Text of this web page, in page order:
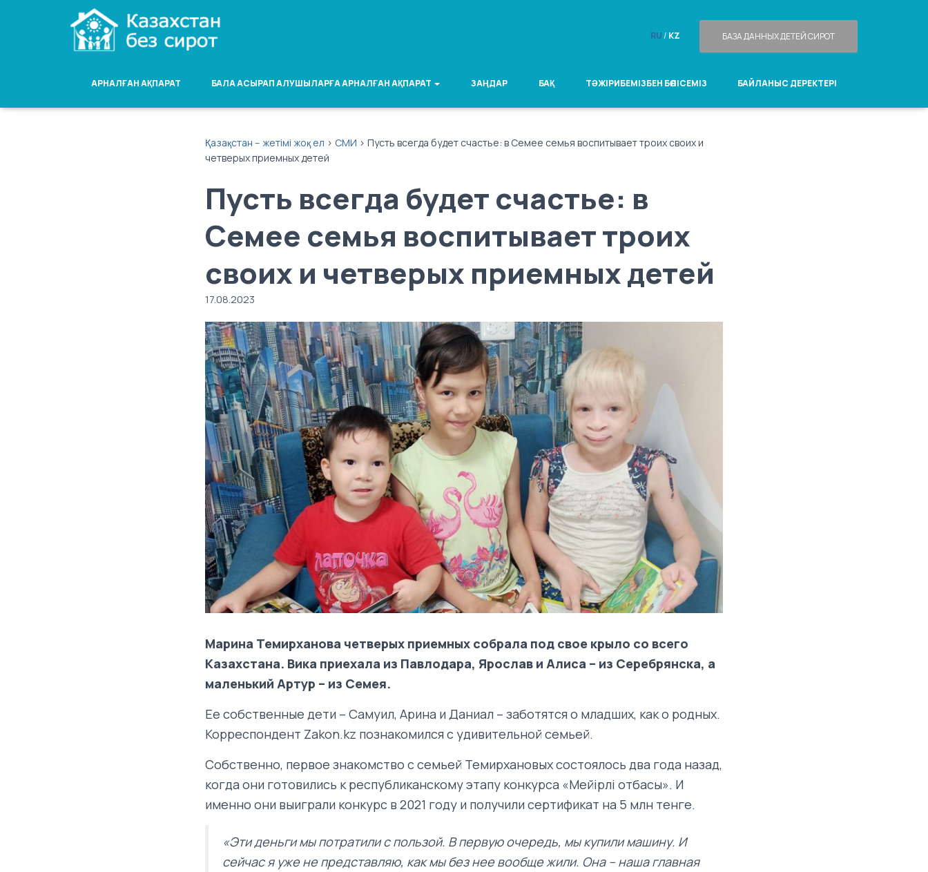
RU/ KZ БАЗА ДАННЫХ ДЕТЕЙ СИРОТ
АРНАЛҒАН АҚПАРАТ БАЛА АСЫРАП АЛУШЫЛАРҒА АРНАЛҒАН АҚПАРАТ ЗАҢДАР БАҚ ТӘЖІРИБЕМІЗБЕН БӨЛІСЕМІЗ БАЙЛАНЫС ДЕРЕКТЕРІ
Қазақстан – жетімі жоқ ел > СМИ > Пусть всегда будет счастье: в Семее семья воспитывает троих своих и
четверых приемных детей
Пусть всегда будет счастье: в
Семее семья воспитывает троих
своих и четверых приемных детей
17.08.2023
Марина Темирханова четверых приемных собрала под свое крыло со всего
Казахстана. Вика приехала из Павлодара, Ярослав и Алиса – из Серебрянска, а
маленький Артур – из Семея.
Ее собственные дети – Самуил, Арина и Даниал – заботятся о младших, как о родных.
Корреспондент Zakon.kz познакомился с удивительной семьей.
Собственно, первое знакомство с семьей Темирхановых состоялось два года назад,
когда они готовились к республиканскому этапу конкурса «Мейірлі отбасы». И
именно они выиграли конкурс в 2021 году и получили сертификат на 5 млн тенге.
«Эти деньги мы потратили с пользой. В первую очередь, мы купили машину. И
сейчас я уже не представляю, как мы без нее вообще жили. Она – наша главная